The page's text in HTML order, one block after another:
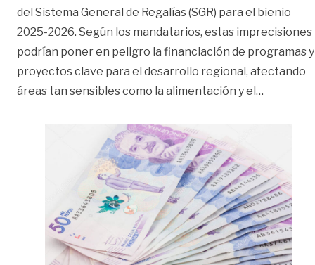
del Sistema General de Regalías (SGR) para el bienio
2025-2026. Según los mandatarios, estas imprecisiones
podrían poner en peligro la financiación de programas y
proyectos clave para el desarrollo regional, afectando
áreas tan sensibles como la alimentación y el…